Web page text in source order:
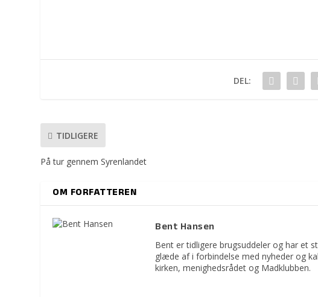
DEL:
TIDLIGERE
På tur gennem Syrenlandet
OM FORFATTEREN
Bent Hansen
Bent er tidligere brugsuddeler og har et
glæde af i forbindelse med nyheder og
kirken, menighedsrådet og Madklubben.